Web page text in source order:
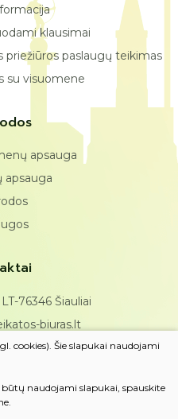
klausimai
priežiūros paslaugų teikimas
su visuomene
apsauga
apsauga
76346 Šiauliai
biuras.lt
43 25 49
cookies). Šie slapukai naudojami
naudojami slapukai, spauskite